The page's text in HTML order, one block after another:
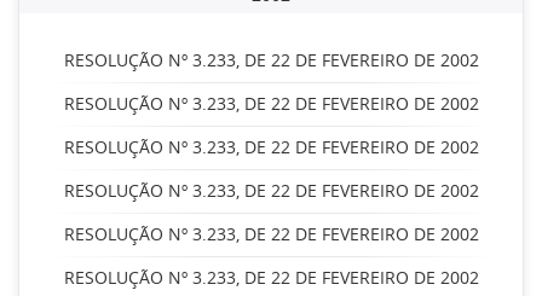
RESOLUÇÃO Nº 3.233, DE 22 DE FEVEREIRO DE 2002
RESOLUÇÃO Nº 3.233, DE 22 DE FEVEREIRO DE 2002
RESOLUÇÃO Nº 3.233, DE 22 DE FEVEREIRO DE 2002
RESOLUÇÃO Nº 3.233, DE 22 DE FEVEREIRO DE 2002
RESOLUÇÃO Nº 3.233, DE 22 DE FEVEREIRO DE 2002
RESOLUÇÃO Nº 3.233, DE 22 DE FEVEREIRO DE 2002